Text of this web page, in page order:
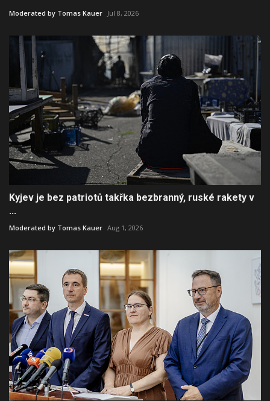
Moderated by Tomas Kauer Jul 8, 2026
Kyjev je bez patriotů takřka bezbranný, ruské rakety v
...
Moderated by Tomas Kauer Aug 1, 2026